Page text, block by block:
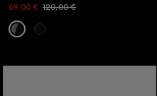
69,00 € 120,00 €